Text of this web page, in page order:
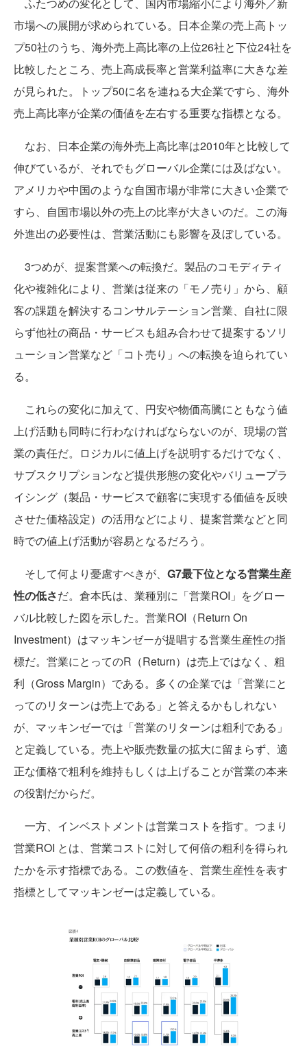
ふたつめの変化として、国内市場縮小により海外／新
市場への展開が求められている。日本企業の売上高トッ
プ50社のうち、海外売上高比率の上位26社と下位24社を
比較したところ、売上高成長率と営業利益率に大きな差
が見られた。トップ50に名を連ねる大企業ですら、海外
売上高比率が企業の価値を左右する重要な指標となる。
なお、日本企業の海外売上高比率は2010年と比較して
伸びているが、それでもグローバル企業には及ばない。
アメリカや中国のような自国市場が非常に大きい企業で
すら、自国市場以外の売上の比率が大きいのだ。この海
外進出の必要性は、営業活動にも影響を及ぼしている。
3つめが、提案営業への転換だ。製品のコモディティ
化や複雑化により、営業は従来の「モノ売り」から、顧
客の課題を解決するコンサルテーション営業、自社に限
らず他社の商品・サービスも組み合わせて提案するソリ
ューション営業など「コト売り」への転換を迫られてい
る。
これらの変化に加えて、円安や物価高騰にともなう値
上げ活動も同時に行わなければならないのが、現場の営
業の責任だ。ロジカルに値上げを説明するだけでなく、
サブスクリプションなど提供形態の変化やバリュープラ
イシング（製品・サービスで顧客に実現する価値を反映
させた価格設定）の活用などにより、提案営業などと同
時での値上げ活動が容易となるだろう。
そして何より憂慮すべきが、 G7最下位となる営業生産
性の低さだ。倉本氏は、業種別に「営業ROI」をグロー
バル比較した図を示した。営業ROI（Return On
Investment）はマッキンゼーが提唱する営業生産性の指
標だ。営業にとってのR（Return）は売上ではなく、粗
利（Gross Margin）である。多くの企業では「営業にと
ってのリターンは売上である」と答えるかもしれない
が、マッキンゼーでは「営業のリターンは粗利である」
と定義している。売上や販売数量の拡大に留まらず、適
正な価格で粗利を維持もしくは上げることが営業の本来
の役割だからだ。
一方、インベストメントは営業コストを指す。つまり
営業ROI とは、営業コストに対して何倍の粗利を得られ
たかを示す指標である。この数値を、営業生産性を表す
指標としてマッキンゼーは定義している。